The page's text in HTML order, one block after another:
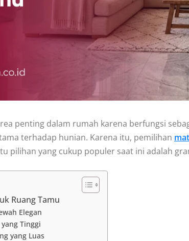
penting dalam rumah karena berfungsi
terhadap hunian. Karena itu, pemilihan
pilihan yang cukup populer saat ini adalah
Ruang Tamu
Elegan
Tinggi
yang Luas